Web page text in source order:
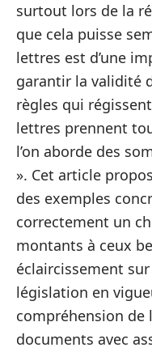
surtout lors de la
que cela puisse
lettres est d’une
garantir la validité
règles qui
lettres prennent
l’on aborde des
». Cet article
des exemples
correctement un
montants à ceux
éclaircissement
législation en
compréhension de
documents avec